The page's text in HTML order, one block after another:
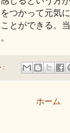
つかって元気
とができる。
:
ホーム